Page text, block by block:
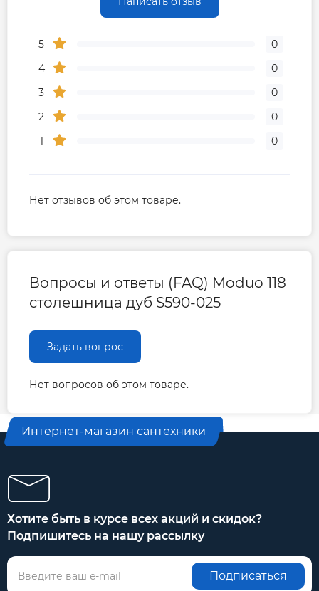
5
0
4
0
3
0
2
0
1
0
Нет отзывов об этом товаре.
Вопросы и ответы (FAQ) Moduo 118
столешница дуб S590-025
Задать вопрос
Нет вопросов об этом товаре.
Интернет-магазин сантехники
Хотите быть в курсе всех акций и скидок?
Подпишитесь на нашу рассылку
Подписаться